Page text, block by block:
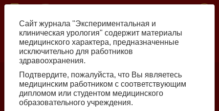
Перейти
основному
содержанию
Номер №2, 2026
Сайт журнала "Экспериментальная и
клиническая урология" содержит материалы
медицинского характера, предназначенные
исключительно для работников
здравоохранения.
Подтвердите, пожалуйста, что Вы являетесь
медицинским работником с соответствующим
дипломом или студентом медицинского
образовательного учреждения.